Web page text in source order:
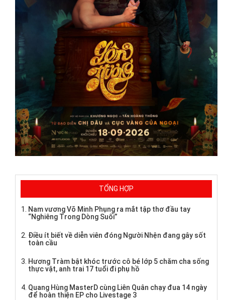
TỔNG HỢP
Nam vương Võ Minh Phụng ra mắt tập thơ đầu tay
“Nghiêng Trong Dòng Suối”
Điều ít biết về diễn viên đóng Người Nhện đang gây sốt
toàn cầu
Hương Tràm bật khóc trước cô bé lớp 5 chăm cha sống
thực vật, anh trai 17 tuổi đi phụ hồ
Quang Hùng MasterD cùng Liên Quân chạy đua 14 ngày
để hoàn thiện EP cho Livestage 3